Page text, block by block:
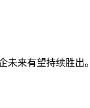
未来有望持续胜出。